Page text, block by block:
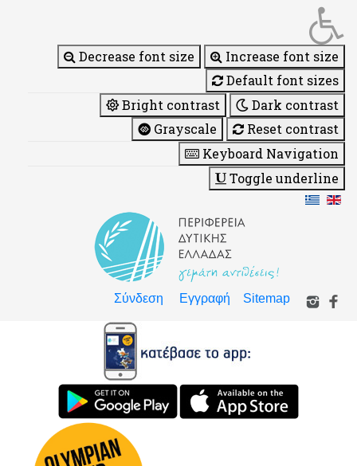
Decrease font size
Increase font size
Default font sizes
Bright contrast
Dark contrast
Grayscale
Reset contrast
Keyboard Navigation
Toggle underline
Σύνδεση Εγγραφή Sitemap